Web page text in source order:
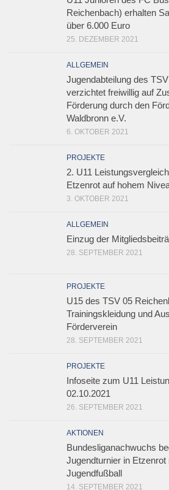
Reichenbach) erhalten
über 6.000 Euro
25. DEZEMBER 2021
ALLGEMEIN
Jugendabteilung des
verzichtet freiwillig auf
Förderung durch den
Waldbronn e.V.
6. OKTOBER 2021
PROJEKTE
2. U11
Etzenrot auf hohem
3. OKTOBER 2021
ALLGEMEIN
Einzug der
28. SEPTEMBER 2021
PROJEKTE
U15 des TSV 05
Trainingskleidung und
Förderverein
28. SEPTEMBER 2021
PROJEKTE
Infoseite zum U11
02.10.2021
26. SEPTEMBER 2021
AKTIONEN
Bundesliganachwuchs
Jugendturnier in Etzenrot
Jugendfußball
14. SEPTEMBER 2021